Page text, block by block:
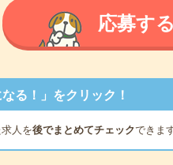
応募す
る！」をクリック！
人を後でまとめてチェックできま